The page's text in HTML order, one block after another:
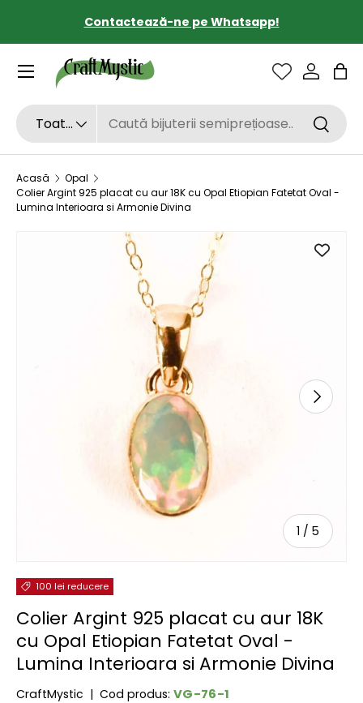
SARI LA CONȚINUT
Contactează-ne pe Whatsapp!
Căutare
Tipul de produs
Toate
Sac
Acasă
Opal
Colier Argint 925 placat cu aur 18K cu Opal Etiopian Fatetat Oval -
Lumina Interioara si Armonie Divina
SARI LA INFORMAȚIILE DESPRE PRODUS
1 / de
5
100 lei reducere
Colier Argint 925 placat cu aur 18K
cu Opal Etiopian Fatetat Oval -
Lumina Interioara si Armonie Divina
CraftMystic | Cod produs: VG-76-1